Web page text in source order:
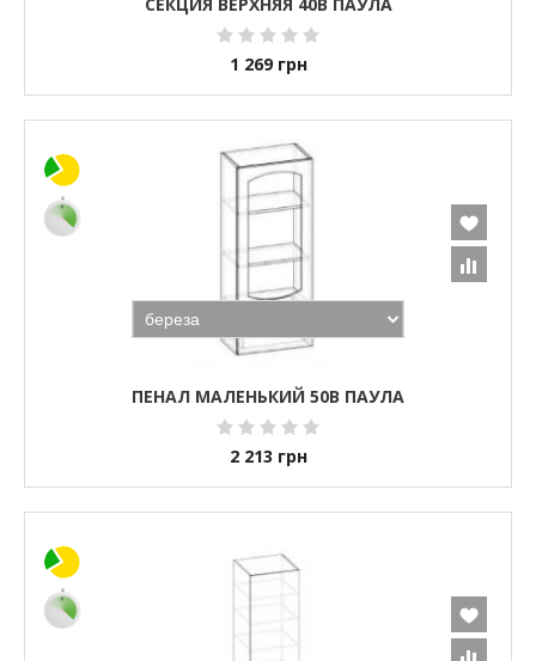
СЕКЦИЯ ВЕРХНЯЯ 40В ПАУЛА
1 269 грн
ПЕНАЛ МАЛЕНЬКИЙ 50В ПАУЛА
2 213 грн